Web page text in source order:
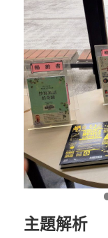
主題解析